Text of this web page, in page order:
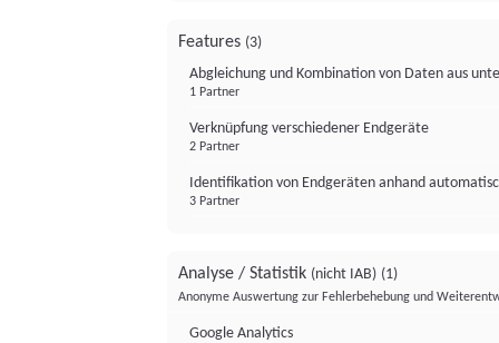
Features (3)
Abgleichung und Kombination von Daten aus
1 Partner
Verknüpfung verschiedener Endgeräte
2 Partner
Identifikation von Endgeräten anhand
3 Partner
Analyse / Statistik (nicht IAB) (1)
Anonyme Auswertung zur Fehlerbehebung und
Google Analytics